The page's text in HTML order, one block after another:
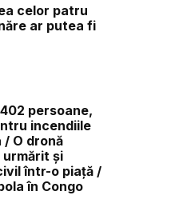
celor patru
ar putea fi
402 persoane,
incendiile
/ O dronă
urmărit și
într-o piață /
în Congo